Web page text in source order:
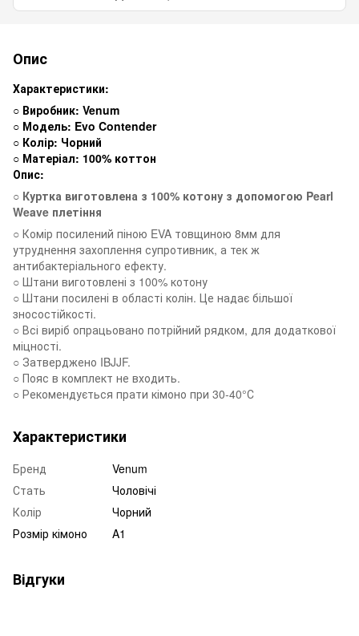
Опис
Характеристики:
○ Виробник: Venum
○ Модель: Evo Contender
○ Колір: Чорний
○ Матеріал: 100% коттон
Опис:
○ Куртка виготовлена з 100% котону з допомогою Pearl
Weave плетіння
○ Комір посилений піною EVA товщиною 8мм для
утруднення захоплення супротивник, а тек ж
антибактеріального ефекту.
○ Штани виготовлені з 100% котону
○ Штани посилені в області колін. Це надає більшої
зносостійкості.
○ Всі виріб опрацьовано потрійний рядком, для додаткової
міцності.
○ Затверджено IBJJF.
○ Пояс в комплект не входить.
○ Рекомендується прати кімоно при 30-40°С
Характеристики
Бренд
Venum
Стать
Чоловічі
Колір
Чорний
Розмір кімоно
A1
Відгуки